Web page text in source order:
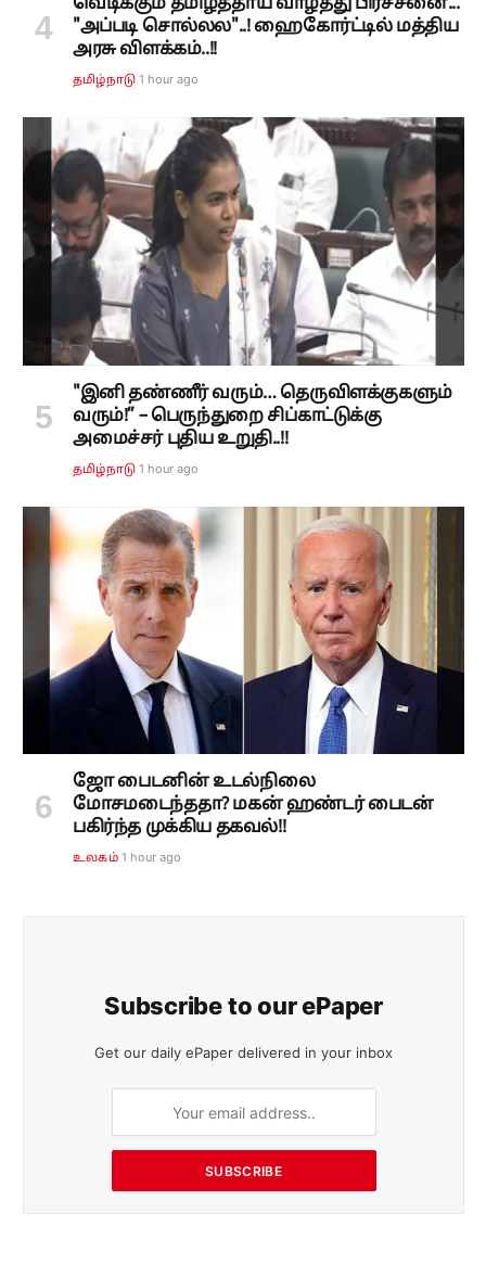
"அப்படி சொல்லல"..! ஹைகோர்ட்டில் மத்திய
அரசு விளக்கம்..!!
தமிழ்நாடு 1 hour ago
"இனி தண்ணீர் வரும்… தெருவிளக்குகளும்
வரும்!” – பெருந்துறை சிப்காட்டுக்கு
அமைச்சர் புதிய உறுதி..!!
தமிழ்நாடு 1 hour ago
ஜோ பைடனின் உடல்நிலை
மோசமடைந்ததா? மகன் ஹண்டர் பைடன்
பகிர்ந்த முக்கிய தகவல்!!
உலகம் 1 hour ago
Subscribe to our ePaper
Get our daily ePaper delivered in your inbox
SUBSCRIBE